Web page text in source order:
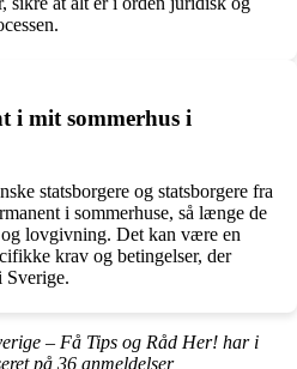
i mit sommerhus i
statsborgere og statsborgere fra
i sommerhuse, så længe de
lovgivning. Det kan være en
krav og betingelser, der
Sverige.
– Få Tips og Råd Her! har i
på 36 anmeldelser